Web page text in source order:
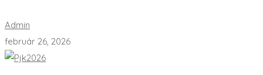
Admin
február 26, 2026